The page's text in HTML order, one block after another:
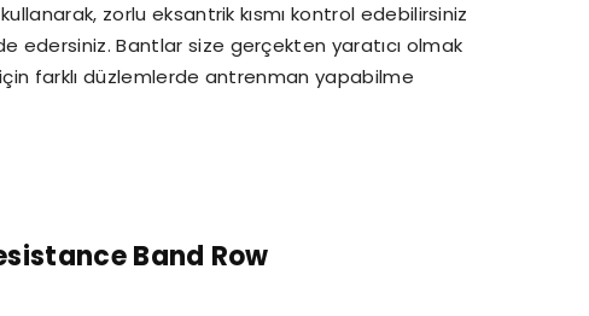
zorlu eksantrik kısmı kontrol edebilirsiniz
Bantlar size gerçekten yaratıcı olmak
farklı düzlemlerde antrenman yapabilme
Band Row